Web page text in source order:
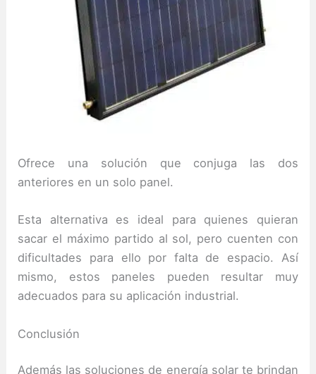
Ofrece una solución que conjuga las dos
anteriores en un solo panel.
Esta alternativa es ideal para quienes quieran
sacar el máximo partido al sol, pero cuenten con
dificultades para ello por falta de espacio. Así
mismo, estos paneles pueden resultar muy
adecuados para su aplicación industrial.
Conclusión
Además las soluciones de energía solar te brindan